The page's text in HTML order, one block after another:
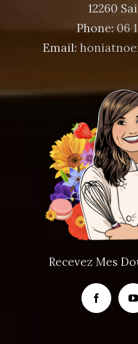
12260
Phone: 06
Email:
Recevez Mes